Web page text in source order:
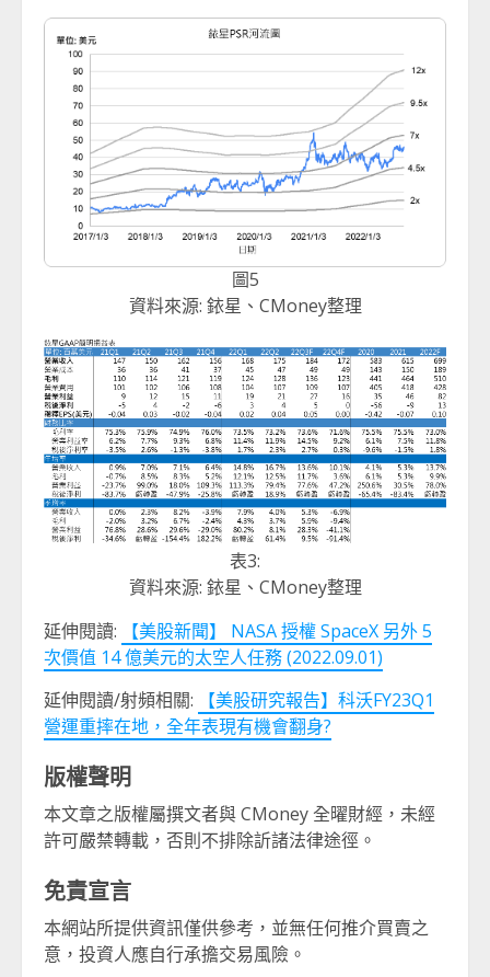
圖5
資料來源: 銥星、CMoney整理
表3:
資料來源: 銥星、CMoney整理
延伸閱讀:
【美股新聞】 NASA 授權 SpaceX 另外 5
次價值 14 億美元的太空人任務 (2022.09.01)
延伸閱讀/射頻相關:
【美股研究報告】科沃FY23Q1
營運重摔在地，全年表現有機會翻身?
版權聲明
本文章之版權屬撰文者與 CMoney 全曜財經，未經
許可嚴禁轉載，否則不排除訢諸法律途徑。
免責宣言
本網站所提供資訊僅供參考，並無任何推介買賣之
意，投資人應自行承擔交易風險。